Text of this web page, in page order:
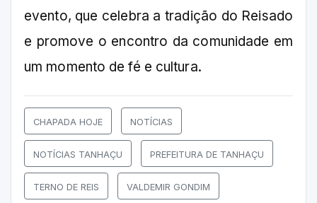
evento, que celebra a tradição do Reisado
e promove o encontro da comunidade em
um momento de fé e cultura.
CHAPADA HOJE NOTÍCIAS
NOTÍCIAS TANHAÇU PREFEITURA DE TANHAÇU
TERNO DE REIS VALDEMIR GONDIM